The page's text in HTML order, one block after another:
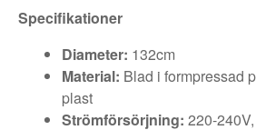
Specifikationer
Diameter: 132cm
Material: Blad i formpressad
plast
Strömförsörjning: 220-